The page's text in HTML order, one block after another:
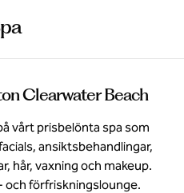
Clearwater Beach
vårt prisbelönta spa som
ansiktsbehandlingar,
hår, vaxning och makeup.
och förfriskningslounge.